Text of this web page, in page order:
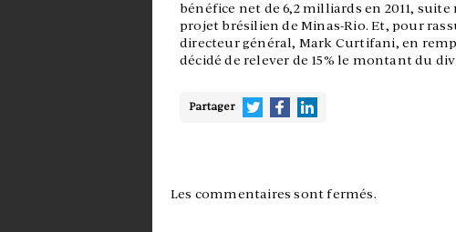
bénéfice net de 6,2 milliards en 2011,
projet brésilien de Minas-Rio. Et, pour
directeur général, Mark Curtifani, en
décidé de relever de 15% le montant du
Partager
Les commentaires sont fermés.